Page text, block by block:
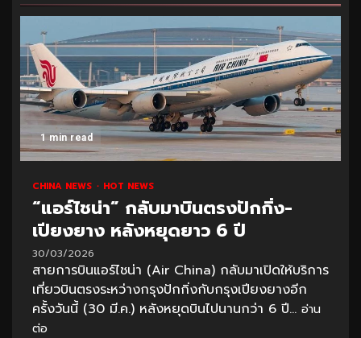
1 min read
CHINA NEWS HOT NEWS
“แอร์ไชน่า” กลับมาบินตรงปักกิ่ง-
เปียงยาง หลังหยุดยาว 6 ปี
30/03/2026
สายการบินแอร์ไชน่า (Air China) กลับมาเปิดให้บริการ
เที่ยวบินตรงระหว่างกรุงปักกิ่งกับกรุงเปียงยางอีก
ครั้งวันนี้ (30 มี.ค.) หลังหยุดบินไปนานกว่า 6 ปี... อ่าน
ต่อ